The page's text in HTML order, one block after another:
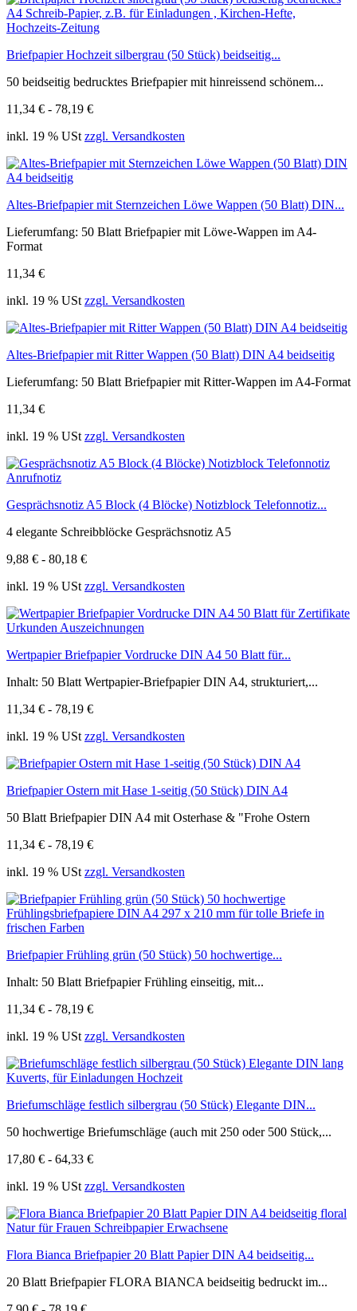
Briefpapier Hochzeit silbergrau (50 Stück) beidseitig...
50 beidseitig bedrucktes Briefpapier mit hinreissend schönem...
11,34 € - 78,19 €
inkl. 19 % USt zzgl. Versandkosten
Altes-Briefpapier mit Sternzeichen Löwe Wappen (50 Blatt) DIN...
Lieferumfang: 50 Blatt Briefpapier mit Löwe-Wappen im A4-
Format
11,34 €
inkl. 19 % USt zzgl. Versandkosten
Altes-Briefpapier mit Ritter Wappen (50 Blatt) DIN A4 beidseitig
Lieferumfang: 50 Blatt Briefpapier mit Ritter-Wappen im A4-Format
11,34 €
inkl. 19 % USt zzgl. Versandkosten
Gesprächsnotiz A5 Block (4 Blöcke) Notizblock Telefonnotiz...
4 elegante Schreibblöcke Gesprächsnotiz A5
9,88 € - 80,18 €
inkl. 19 % USt zzgl. Versandkosten
Wertpapier Briefpapier Vordrucke DIN A4 50 Blatt für...
Inhalt: 50 Blatt Wertpapier-Briefpapier DIN A4, strukturiert,...
11,34 € - 78,19 €
inkl. 19 % USt zzgl. Versandkosten
Briefpapier Ostern mit Hase 1-seitig (50 Stück) DIN A4
50 Blatt Briefpapier DIN A4 mit Osterhase & "Frohe Ostern
11,34 € - 78,19 €
inkl. 19 % USt zzgl. Versandkosten
Briefpapier Frühling grün (50 Stück) 50 hochwertige...
Inhalt: 50 Blatt Briefpapier Frühling einseitig, mit...
11,34 € - 78,19 €
inkl. 19 % USt zzgl. Versandkosten
Briefumschläge festlich silbergrau (50 Stück) Elegante DIN...
50 hochwertige Briefumschläge (auch mit 250 oder 500 Stück,...
17,80 € - 64,33 €
inkl. 19 % USt zzgl. Versandkosten
Flora Bianca Briefpapier 20 Blatt Papier DIN A4 beidseitig...
20 Blatt Briefpapier FLORA BIANCA beidseitig bedruckt im...